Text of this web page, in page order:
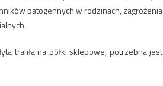
patogennych w rodzinach, zagrożenia
trafiła na półki sklepowe, potrzebna jest